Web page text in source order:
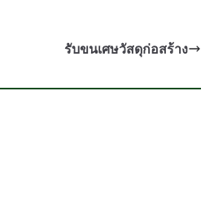
รับขนเศษวัสดุก่อสร้าง